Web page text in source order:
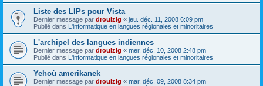
Liste des LIPs pour Vista
Dernier message par drouizig « jeu. déc. 11, 2008 6:09 pm
Publié dans L'informatique en langues régionales et minoritaires
L'archipel des langues indiennes
Dernier message par drouizig « mer. déc. 10, 2008 2:48 pm
Publié dans L'informatique en langues régionales et minoritaires
Yehoù amerikanek
Dernier message par drouizig « mar. déc. 09, 2008 8:34 pm